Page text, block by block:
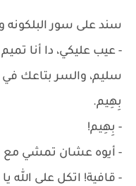
سند على سور البلكونه
- عيب عليكي، دا أنا
سليم، والسر بتاعك
بِهِيم.
- بِهِيم!
- أيوه عشان تمشي مع
- قافية! اتكل على